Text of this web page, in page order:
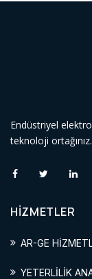
Endüstriyel
teknoloji ortağınız.
HİZMETLER
AR-GE
YETERLİLİK